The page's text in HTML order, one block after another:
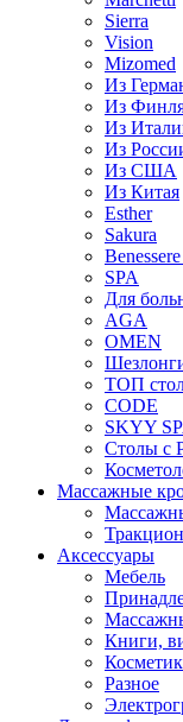
Sierra
Vision
Mizomed
Из
Из
Из
Из
Из США
Из Китая
Esther
Sakura
SPA
Для
AGA
OMEN
ТОП
CODE
SKYY
Столы с
Массажные
Аксессуары
Мебель
Книги,
Разное